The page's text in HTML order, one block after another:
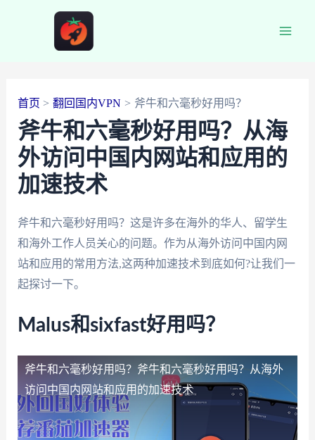
首页 翻回国内VPN 斧牛和六毫秒好用吗？
斧牛和六毫秒好用吗？从海
外访问中国内网站和应用的
加速技术
斧牛和六毫秒好用吗？这是许多在海外的华人、留学生
和海外工作人员关心的问题。作为从海外访问中国内网
站和应用的常用方法,这两种加速技术到底如何?让我们一
起探讨一下。
Malus和sixfast好用吗？
斧牛和六毫秒好用吗？ 斧牛和六毫秒好用吗？从海外
访问中国内网站和应用的加速技术